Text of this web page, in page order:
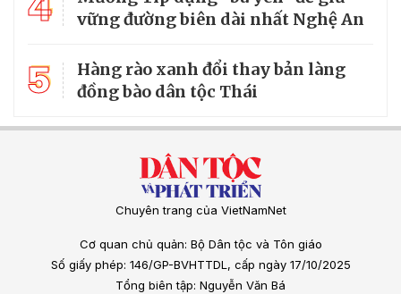
vững đường biên dài nhất Nghệ An
5
Hàng rào xanh đổi thay bản làng
đồng bào dân tộc Thái
Chuyên trang của VietNamNet
Cơ quan chủ quản: Bộ Dân tộc và Tôn giáo
Số giấy phép: 146/GP-BVHTTDL, cấp ngày 17/10/2025
Tổng biên tập: Nguyễn Văn Bá